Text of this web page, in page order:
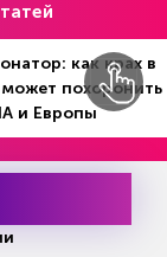
на
купить до
в
хорошим
как крах в
похоронить
и Европы